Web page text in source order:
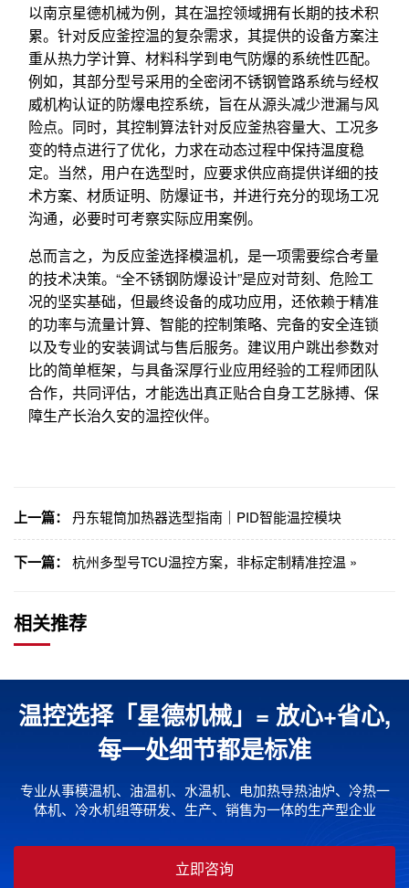
以南京星德机械为例，其在温控领域拥有长期的技术积
累。针对反应釜控温的复杂需求，其提供的设备方案注
重从热力学计算、材料科学到电气防爆的系统性匹配。
例如，其部分型号采用的全密闭不锈钢管路系统与经权
威机构认证的防爆电控系统，旨在从源头减少泄漏与风
险点。同时，其控制算法针对反应釜热容量大、工况多
变的特点进行了优化，力求在动态过程中保持温度稳
定。当然，用户在选型时，应要求供应商提供详细的技
术方案、材质证明、防爆证书，并进行充分的现场工况
沟通，必要时可考察实际应用案例。
总而言之，为反应釜选择模温机，是一项需要综合考量
的技术决策。“全不锈钢防爆设计”是应对苛刻、危险工
况的坚实基础，但最终设备的成功应用，还依赖于精准
的功率与流量计算、智能的控制策略、完备的安全连锁
以及专业的安装调试与售后服务。建议用户跳出参数对
比的简单框架，与具备深厚行业应用经验的工程师团队
合作，共同评估，才能选出真正贴合自身工艺脉搏、保
障生产长治久安的温控伙伴。
上一篇： 丹东辊筒加热器选型指南｜PID智能温控模块
下一篇： 杭州多型号TCU温控方案，非标定制精准控温 »
相关推荐
温控选择「星德机械」= 放心+省心,
每一处细节都是标准
专业从事模温机、油温机、水温机、电加热导热油炉、冷热一
体机、冷水机组等研发、生产、销售为一体的生产型企业
立即咨询